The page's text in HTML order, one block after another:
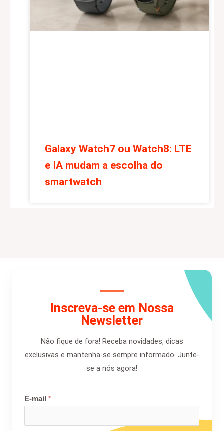
Galaxy Watch7 ou Watch8: LTE
e IA mudam a escolha do
smartwatch
Inscreva-se em Nossa
Newsletter
Não fique de fora! Receba novidades, dicas
exclusivas e mantenha-se sempre informado. Junte-
se a nós agora!
E-mail *